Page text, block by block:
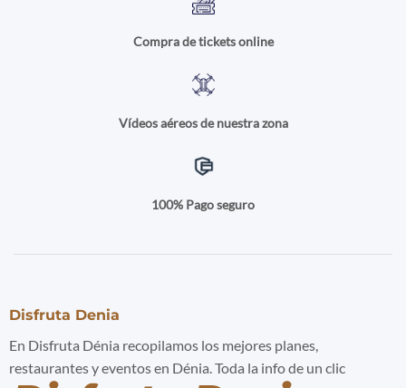
Compra de tickets online
Vídeos aéreos de nuestra zona
100% Pago seguro
Disfruta Denia
En Disfruta Dénia recopilamos los mejores planes,
restaurantes y eventos en Dénia. Toda la info de un clic